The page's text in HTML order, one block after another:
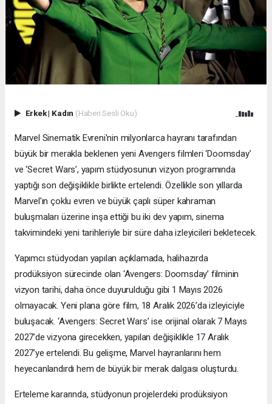
Erkek| Kadın (Haberi Sesli Oku)
Marvel Sinematik Evreni'nin milyonlarca hayranı tarafından
büyük bir merakla beklenen yeni Avengers filmleri ‘Doomsday’
ve ‘Secret Wars’, yapım stüdyosunun vizyon programında
yaptığı son değişiklikle birlikte ertelendi. Özellikle son yıllarda
Marvel'ın çoklu evren ve büyük çaplı süper kahraman
buluşmaları üzerine inşa ettiği bu iki dev yapım, sinema
takvimindeki yeni tarihleriyle bir süre daha izleyicileri bekletecek.
Yapımcı stüdyodan yapılan açıklamada, halihazırda
prodüksiyon sürecinde olan ‘Avengers: Doomsday’ filminin
vizyon tarihi, daha önce duyurulduğu gibi 1 Mayıs 2026
olmayacak. Yeni plana göre film, 18 Aralık 2026’da izleyiciyle
buluşacak. ‘Avengers: Secret Wars’ ise orijinal olarak 7 Mayıs
2027’de vizyona girecekken, yapılan değişiklikle 17 Aralık
2027’ye ertelendi. Bu gelişme, Marvel hayranlarını hem
heyecanlandırdı hem de büyük bir merak dalgası oluşturdu.
Erteleme kararında, stüdyonun projelerdeki prodüksiyon